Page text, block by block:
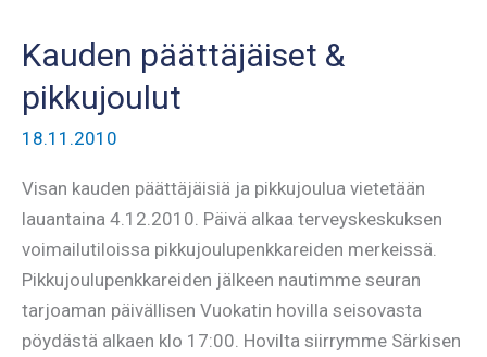
Kauden päättäjäiset &
pikkujoulut
18.11.2010
Visan kauden päättäjäisiä ja pikkujoulua vietetään
lauantaina 4.12.2010. Päivä alkaa terveyskeskuksen
voimailutiloissa pikkujoulupenkkareiden merkeissä.
Pikkujoulupenkkareiden jälkeen nautimme seuran
tarjoaman päivällisen Vuokatin hovilla seisovasta
pöydästä alkaen klo 17:00. Hovilta siirrymme Särkisen